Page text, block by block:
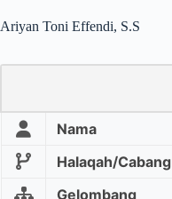
Ariyan Toni Effendi, S.S
Nama
Halaqah/Cabang
Gelombang